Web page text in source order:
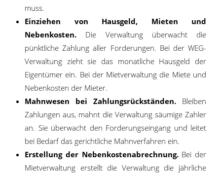
muss.
Einziehen von Hausgeld, Mieten und
Nebenkosten. Die Verwaltung überwacht die
pünktliche Zahlung aller Forderungen. Bei der WEG-
Verwaltung zieht sie das monatliche Hausgeld der
Eigentümer ein. Bei der Mietverwaltung die Miete und
Nebenkosten der Mieter.
Mahnwesen bei Zahlungsrückständen. Bleiben
Zahlungen aus, mahnt die Verwaltung säumige Zahler
an. Sie überwacht den Forderungseingang und leitet
bei Bedarf das gerichtliche Mahnverfahren ein.
Erstellung der Nebenkostenabrechnung.Bei der
Mietverwaltung erstellt die Verwaltung die jährliche